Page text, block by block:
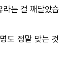
라는 걸 깨달았습
도 정말 맞는 것